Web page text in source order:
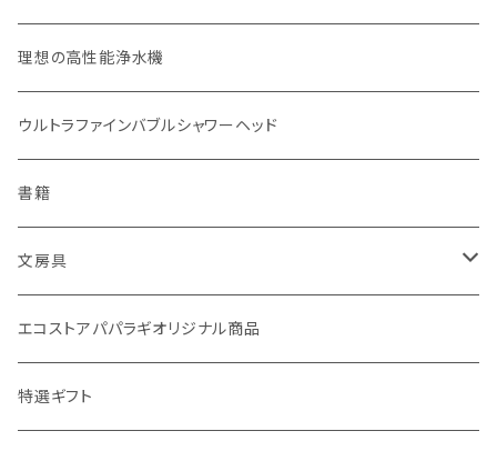
無塗装カトラリー
マイボトル
Ecoffee Cup（環境にやさしい竹素材）
stojo(折り畳めて何度でも使用できるコーヒーカップ)
オリーブウッド カッティングボード
調理用品
玄米（1回購入）
白米（1回購入）
分づき米（1回購入）
スキンケア
リップバーム
国産シャンプーバー・コンディショナーバー
オーラルケア
生分解性ソープ類・せっけん
アメニティー・バス用品
天然素材のブラシ、掃除道具
生理用品
虫除けグッズ
理想の高性能浄水機
ウルトラファインバブルシャワーヘッド
書籍
文房具
バナナペーパーグッズ
天然素材の消しゴム
エコストアパパラギオリジナル商品
特選ギフト